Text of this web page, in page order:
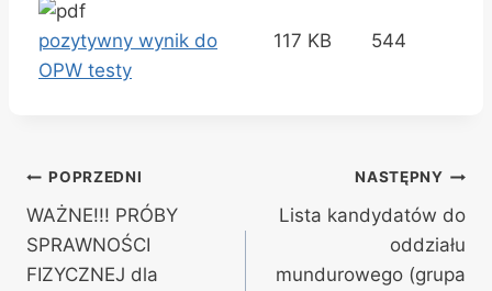
pozytywny wynik do
OPW testy
117 KB 544
Nawigacja
wpisu
POPRZEDNI
WAŻNE!!! PRÓBY
SPRAWNOŚCI
FIZYCZNEJ dla
NASTĘPNY
Lista kandydatów do
oddziału
mundurowego (grupa